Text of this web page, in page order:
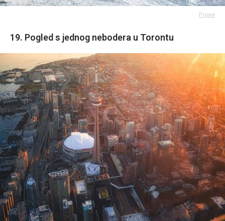
Prijavi
19. Pogled s jednog nebodera u Torontu